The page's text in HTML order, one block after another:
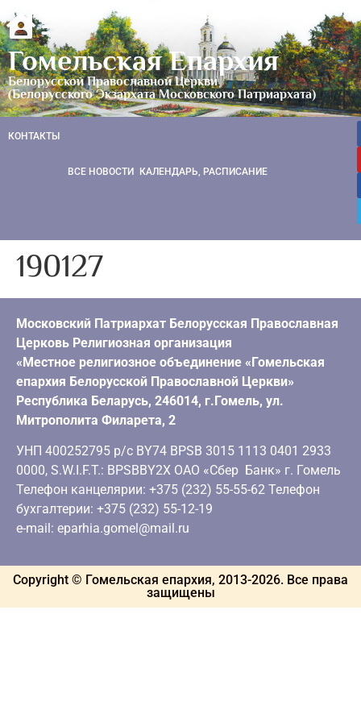
Гомельская Епархия
Белорусской Православной Церкви
(Белорусского Экзархата Московского Патриархата)
КОНТАКТЫ
ВСЕ НОВОСТИ КАЛЕНДАРЬ, РАСПИСАНИЕ
190127
Московский Патриархат Белорусская Православная
Церковь Религиозная организация
«Местное религиозное объединение «Гомельская
епархия Белорусской Православной Церкви»
Республика Беларусь, 246014, г.Гомель, ул.
Митрополита Филарета, 2
УНП 400252795 р/с BY74 BPSB 3015 1113 0401 2933
0000, S.W.I.F.T.: BPSBBY2X ОАО «Сбер Банк» г. Гомель
Телефон канцелярии: +375 (232) 55-55-62 Телефон
бухгалтерии: +375 (232) 55-12-19
e-mail: eparhia.gomel@mail.ru
Copyright © Гомельская епархия, 2013-2026. Все права
защищены